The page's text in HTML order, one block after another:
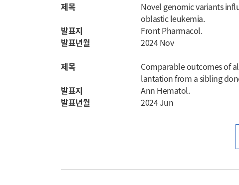
제목
Novel genomic variants
oblastic leukemia.
발표지
Front Pharmacol.
발표년월
2024 Nov
제목
Comparable outcomes of
lantation from a sibling
발표지
Ann Hematol.
발표년월
2024 Jun